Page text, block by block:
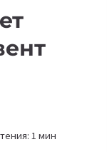
1 мин